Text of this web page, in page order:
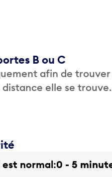
B ou C
afin de
elle se trouve.
normal 0 - 5